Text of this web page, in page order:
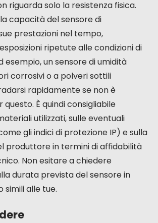
riguarda solo la resistenza fisica.
capacità del sensore di
prestazioni nel tempo,
ripetute alle condizioni di
esempio, un sensore di umidità
corrosivi o a polveri sottili
rapidamente se non è
È quindi consigliabile
utilizzati, sulle eventuali
gli indici di protezione IP) e sulla
produttore in termini di affidabilità
Non esitare a chiedere
durata prevista del sensore in
simili alle tue.